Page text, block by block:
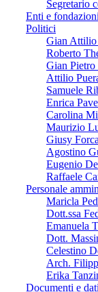
Segretario
Enti e fondazioni
Politici
Gian Attilio
Roberto
Gian Pietro
Attilio
Samuele
Enrica
Carolina
Maurizio
Giusy
Agostino
Eugenio
Raffaele
Personale
Maricla
Dott.ssa
Emanuela
Dott.
Celestino
Arch.
Erika
Documenti e dati